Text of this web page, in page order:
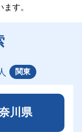
す。
関東
川県